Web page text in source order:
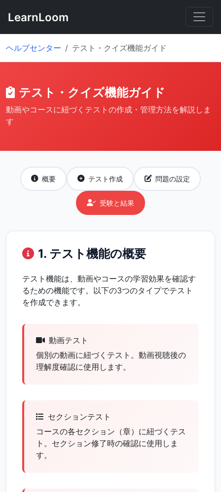
LearnLoom
ヘルプセンター テスト・クイズ機能ガイド
テスト・クイズ機能ガイド
動画やコースに紐づくテストの作成・管理方法を解説しま
す
概要 テスト作成 問題の設定
受験と結果
1. テスト機能の概要
テスト機能は、動画やコースの学習効果を確認す
るための機能です。以下の3つのタイプでテスト
を作成できます。
動画テスト
個別の動画に紐づくテスト。動画視聴後の
理解度確認に使用します。
セクションテスト
コースの各セクション（章）に紐づくテス
ト。セクション修了時の確認に使用しま
す。